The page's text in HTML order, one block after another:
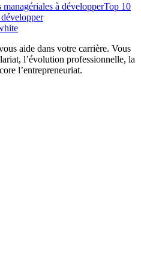
Top 10
aide dans votre carrière. Vous
l’évolution professionnelle, la
l’entrepreneuriat.